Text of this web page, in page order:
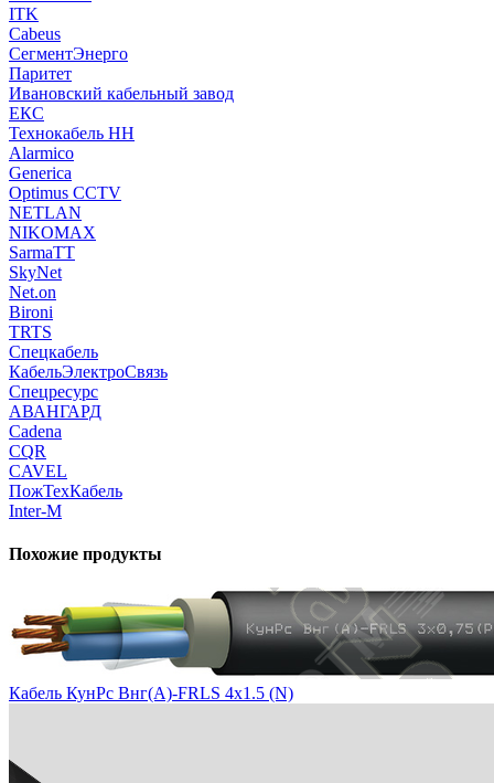
ITK
Cabeus
СегментЭнерго
Паритет
Ивановский кабельный завод
ЕКС
Технокабель НН
Alarmico
Generica
Optimus CCTV
NETLAN
NIKOMAX
SarmaTT
SkyNet
Net.on
Bironi
TRTS
Спецкабель
КабельЭлектроСвязь
Спецресурс
АВАНГАРД
Cadena
CQR
CAVEL
ПожТехКабель
Inter-M
Похожие продукты
Кабель КунРс Внг(А)-FRLS 4х1.5 (N)